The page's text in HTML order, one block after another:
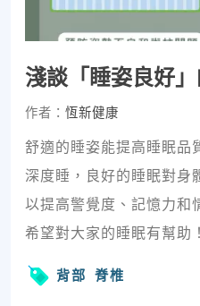
淺談「睡姿良好
作者： 恆新健康
舒適的睡姿能提高睡眠品
深度睡，良好的睡眠對身
以提高警覺度、記憶力和
希望對大家的睡眠有幫助！
背部 脊椎